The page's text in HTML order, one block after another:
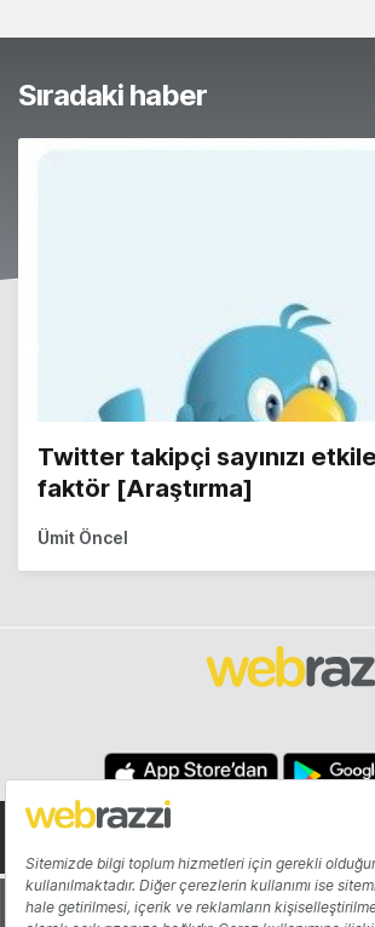
Sıradaki haber
Twitter takipçi sayınızı
faktör [Araştırma]
Ümit Öncel
Hakkında